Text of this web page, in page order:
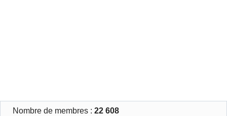
Nombre de membres :22 608